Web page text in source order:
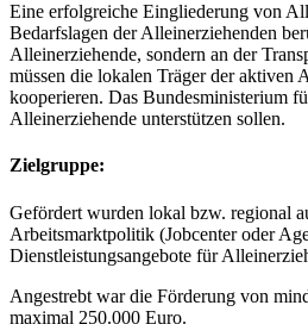
Eine erfolgreiche Eingliederung von
Bedarfslagen der Alleinerziehenden
Alleinerziehende, sondern an der
müssen die lokalen Träger der
kooperieren. Das Bundesministerium
Alleinerziehende unterstützen sollen.
Zielgruppe:
Gefördert wurden lokal bzw. regional
Arbeitsmarktpolitik (Jobcenter oder
Dienstleistungsangebote für
Angestrebt war die Förderung von
maximal 250.000 Euro.